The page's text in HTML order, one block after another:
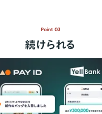
Point 03
続けられる